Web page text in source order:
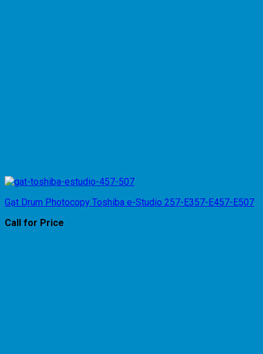
Gạt Drum Photocopy Toshiba e-Studio 257-E357-E457-E507
Call for Price